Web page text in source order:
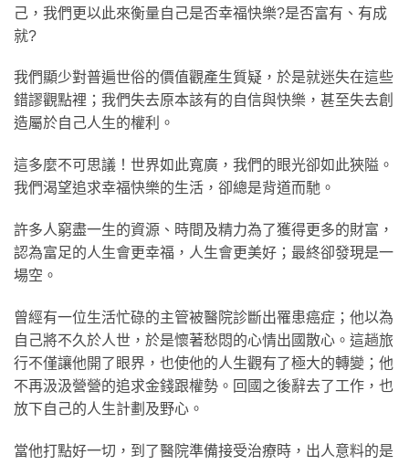
己，我們更以此來衡量自己是否幸福快樂?是否富有、有成
就?
我們顯少對普遍世俗的價值觀產生質疑，於是就迷失在這些
錯謬觀點裡；我們失去原本該有的自信與快樂，甚至失去創
造屬於自己人生的權利。
這多麼不可思議！世界如此寬廣，我們的眼光卻如此狹隘。
我們渴望追求幸福快樂的生活，卻總是背道而馳。
許多人窮盡一生的資源、時間及精力為了獲得更多的財富，
認為富足的人生會更幸福，人生會更美好；最終卻發現是一
場空。
曾經有一位生活忙碌的主管被醫院診斷出罹患癌症；他以為
自己將不久於人世，於是懷著愁悶的心情出國散心。這趟旅
行不僅讓他開了眼界，也使他的人生觀有了極大的轉變；他
不再汲汲營營的追求金錢跟權勢。回國之後辭去了工作，也
放下自己的人生計劃及野心。
當他打點好一切，到了醫院準備接受治療時，出人意料的是